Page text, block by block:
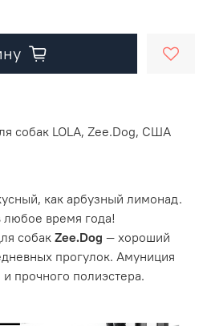
собак LOLA, Zee.Dog, США
как арбузный лимонад.
время года!
собак Zee.Dog — хороший
прогулок. Амуниция
прочного полиэстера.